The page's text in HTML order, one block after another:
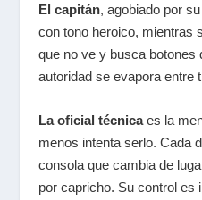
El capitán, agobiado por
con tono heroico, mientras
que no ve y busca botones
autoridad se evapora entre
La oficial técnicaes la
menos intenta serlo. Cada
consola que cambia de
por capricho. Su control es